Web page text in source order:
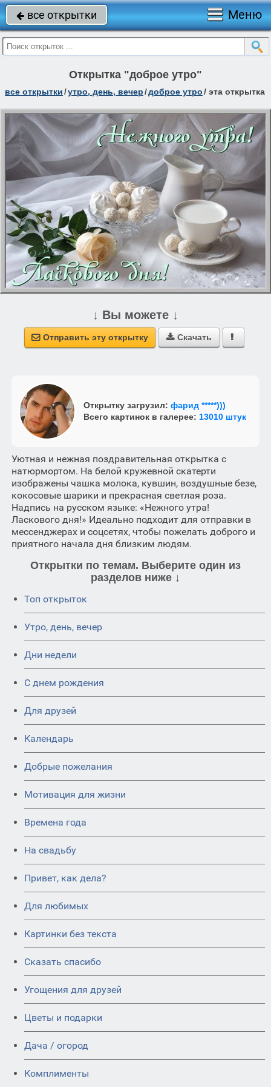
 все открытки Меню
Открытка "доброе утро"
все открытки/утро, день, вечер/доброе утро/ эта открытка
↓ Вы можете ↓
 Отправить эту открытку  Скачать 
Открытку загрузил: фарид *****)))
Всего картинок в галерее: 13010 штук
Уютная и нежная поздравительная открытка с
натюрмортом. На белой кружевной скатерти
изображены чашка молока, кувшин, воздушные безе,
кокосовые шарики и прекрасная светлая роза.
Надпись на русском языке: «Нежного утра!
Ласкового дня!» Идеально подходит для отправки в
мессенджерах и соцсетях, чтобы пожелать доброго и
приятного начала дня близким людям.
Открытки по темам. Выберите один из
разделов ниже ↓
Топ открыток
Утро, день, вечер
Дни недели
C днем рождения
Для друзей
Календарь
Добрые пожелания
Мотивация для жизни
Времена года
На свадьбу
Привет, как дела?
Для любимых
Картинки без текста
Сказать спасибо
Угощения для друзей
Цветы и подарки
Дача / огород
Комплименты